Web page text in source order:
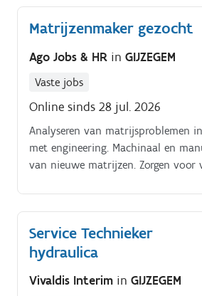
Matrijzenmaker gezocht
Ago Jobs & HR in GIJZEGEM
Vaste jobs
Online sinds 28 jul. 2026
Analyseren van matrijsproblemen
met engineering. Machinaal en
van nieuwe matrijzen. Zorgen voor
Service Technieker
hydraulica
Vivaldis Interim in GIJZEGEM